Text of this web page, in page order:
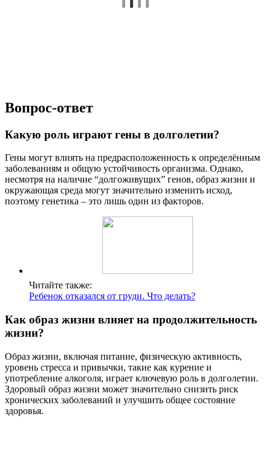
Вопрос-ответ
Какую роль играют гены в долголетии?
Гены могут влиять на предрасположенность к определённым
заболеваниям и общую устойчивость организма. Однако,
несмотря на наличие “долгоживущих” генов, образ жизни и
окружающая среда могут значительно изменить исход,
поэтому генетика – это лишь один из факторов.
Читайте также:
Ребенок отказался от груди. Что делать?
Как образ жизни влияет на продолжительность
жизни?
Образ жизни, включая питание, физическую активность,
уровень стресса и привычки, такие как курение и
употребление алкоголя, играет ключевую роль в долголетии.
Здоровый образ жизни может значительно снизить риск
хронических заболеваний и улучшить общее состояние
здоровья.